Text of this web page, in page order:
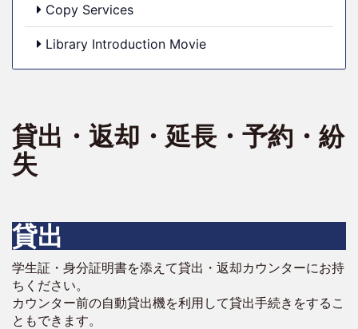
Copy Services
Library Introduction Movie
貸出・返却・延長・予約・紛
失
貸出
学生証・身分証明書を添えて貸出・返却カウンターにお持
ちください。
カウンター前の自動貸出機を利用して貸出手続きをするこ
ともできます。